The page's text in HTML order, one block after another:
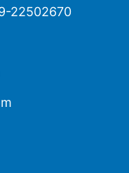
22502670